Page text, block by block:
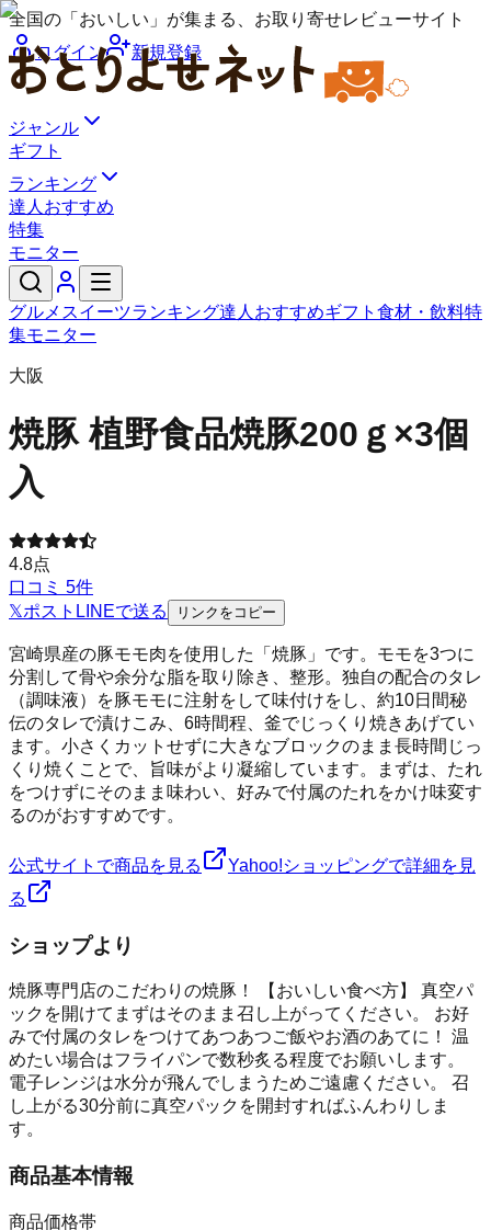
全国の「おいしい」が集まる、お取り寄せレビューサイト
ログイン
新規登録
ジャンル
ギフト
ランキング
達人おすすめ
特集
モニター
グルメ スイーツランキング達人おすすめギフト 食材・飲料特
集モニター
大阪
焼豚 植野食品焼豚200ｇ×3個
入
4.8点
口コミ 5件
𝕏ポスト LINEで送る リンクをコピー
宮崎県産の豚モモ肉を使用した「焼豚」です。モモを3つに
分割して骨や余分な脂を取り除き、整形。独自の配合のタレ
（調味液）を豚モモに注射をして味付けをし、約10日間秘
伝のタレで漬けこみ、6時間程、釜でじっくり焼きあげてい
ます。小さくカットせずに大きなブロックのまま長時間じっ
くり焼くことで、旨味がより凝縮しています。まずは、たれ
をつけずにそのまま味わい、好みで付属のたれをかけ味変す
るのがおすすめです。
公式サイトで商品を見る
Yahoo!ショッピングで詳細を見
る
ショップより
焼豚専門店のこだわりの焼豚！ 【おいしい食べ方】 真空パ
ックを開けてまずはそのまま召し上がってください。 お好
みで付属のタレをつけてあつあつご飯やお酒のあてに！ 温
めたい場合はフライパンで数秒炙る程度でお願いします。
電子レンジは水分が飛んでしまうためご遠慮ください。 召
し上がる30分前に真空パックを開封すればふんわりしま
す。
商品基本情報
商品価格帯